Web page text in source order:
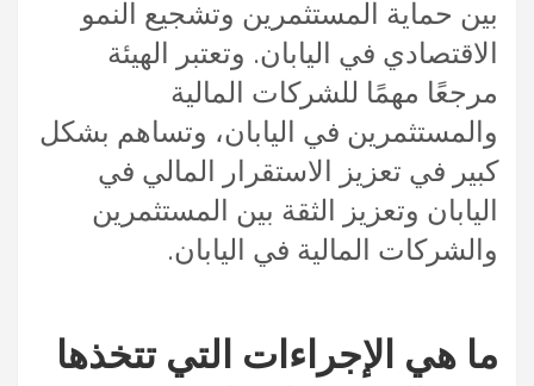
بين حماية المستثمرين وتشجيع النمو
الاقتصادي في اليابان. وتعتبر الهيئة
مرجعًا مهمًا للشركات المالية
والمستثمرين في اليابان، وتساهم بشكل
كبير في تعزيز الاستقرار المالي في
اليابان وتعزيز الثقة بين المستثمرين
والشركات المالية في اليابان.
ما هي الإجراءات التي تتخذها